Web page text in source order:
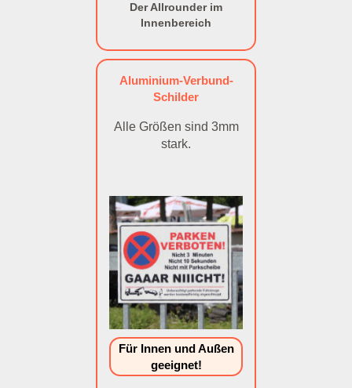
Der Allrounder im
Innenbereich
Aluminium-Verbund-
Schilder
Alle Größen sind 3mm
stark.
Für Innen und Außen
geeignet!